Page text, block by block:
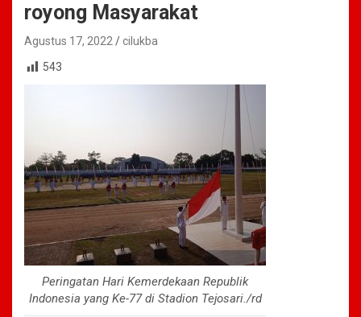
royong Masyarakat
Agustus 17, 2022
cilukba
543
Peringatan Hari Kemerdekaan Republik
Indonesia yang Ke-77 di Stadion Tejosari./rd